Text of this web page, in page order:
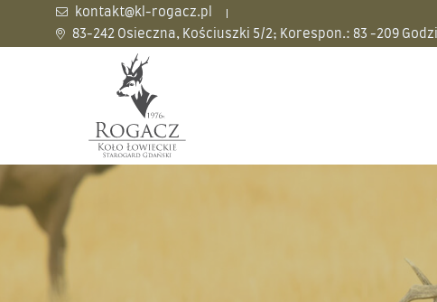
kontakt@kl-rogacz.pl
83-242 Osieczna, Kościuszki 5/2; Korespon.: 83 -209